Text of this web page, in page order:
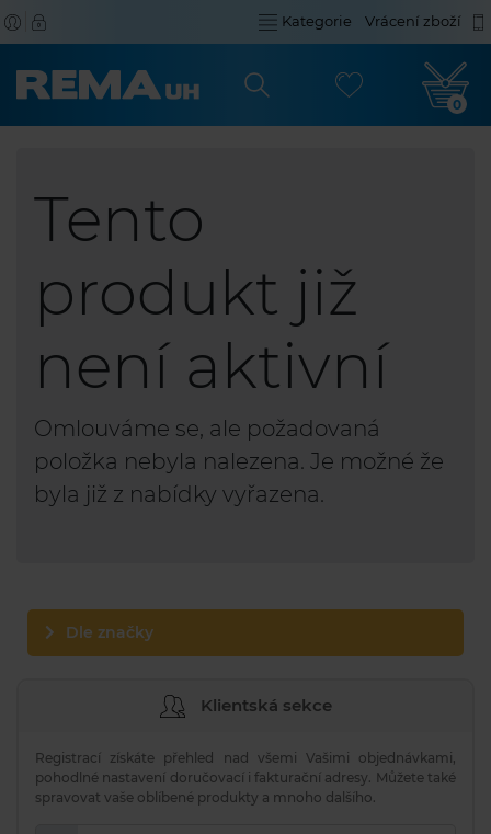
Kategorie Vrácení zboží
0
Tento
produkt již
není aktivní
Omlouváme se, ale požadovaná
položka nebyla nalezena. Je možné že
byla již z nabídky vyřazena.
Dle značky
Klientská sekce
Registrací získáte přehled nad všemi Vašimi objednávkami,
pohodlné nastavení doručovací i fakturační adresy. Můžete také
spravovat vaše oblíbené produkty a mnoho dalšího.